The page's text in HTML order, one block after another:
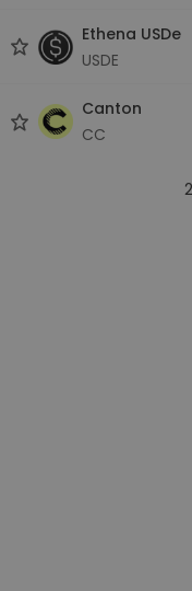
Ethena USDe
USDE
Canton
CC